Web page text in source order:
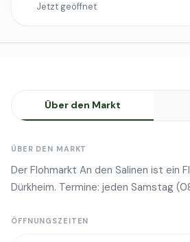
Jetzt geöffnet
Über den Markt
ÜBER DEN MARKT
Der Flohmarkt An den Salinen ist ein
Dürkheim. Termine: jeden Samstag
ÖFFNUNGSZEITEN